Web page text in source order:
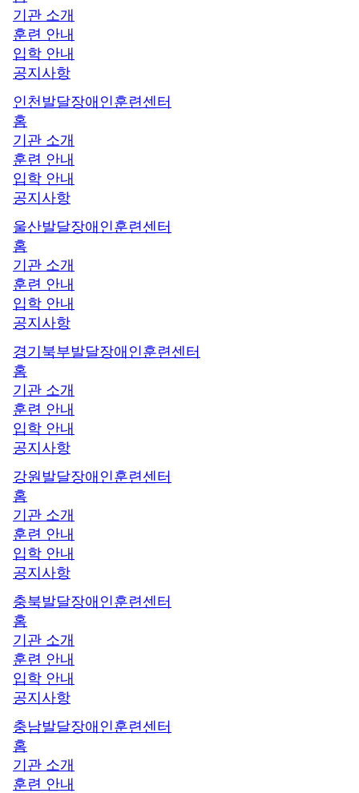
기관 소개
훈련 안내
입학 안내
공지사항
인천발달장애인훈련센터
홈
기관 소개
훈련 안내
입학 안내
공지사항
울산발달장애인훈련센터
홈
기관 소개
훈련 안내
입학 안내
공지사항
경기북부발달장애인훈련센터
홈
기관 소개
훈련 안내
입학 안내
공지사항
강원발달장애인훈련센터
홈
기관 소개
훈련 안내
입학 안내
공지사항
충북발달장애인훈련센터
홈
기관 소개
훈련 안내
입학 안내
공지사항
충남발달장애인훈련센터
홈
기관 소개
훈련 안내